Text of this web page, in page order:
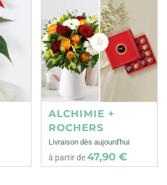
ALCHIMIE +
ROCHERS
Livraison dès aujourd'hui
à partir de47,90 €